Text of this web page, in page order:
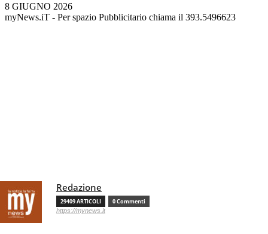
8 GIUGNO 2026
myNews.iT - Per spazio Pubblicitario chiama il 393.5496623
Redazione
29409 ARTICOLI 0 Commenti
https://mynews.it